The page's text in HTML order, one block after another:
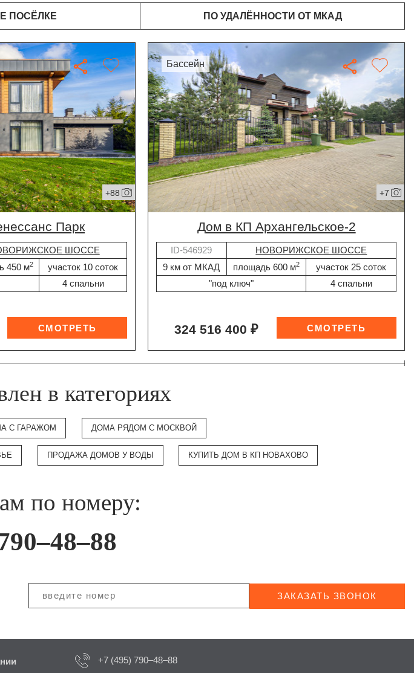
ПОСЁЛКЕ ПО УДАЛЁННОСТИ ОТ МКАД
+88
Парк
ШОССЕ
450 м2
участок 10 соток
4 спальни
бассейн
+7
дом в КП Архангельское-2
ID-546929
НОВОРИЖСКОЕ ШОССЕ
9 км от МКАД
площадь 600 м2
участок 25 соток
"под ключ"
4 спальни
324 516 400 ₽
в категориях
С ГАРАЖОМ ДОМА РЯДОМ С МОСКВОЙ
ПРОДАЖА ДОМОВ У ВОДЫ КУПИТЬ ДОМ В КП НОВАХОВО
по номеру:
ЗАКАЗАТЬ ЗВОНОК
+7 (495) 790–48–88